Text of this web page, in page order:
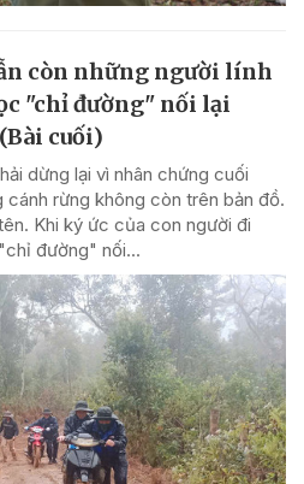
còn những người lính
"chỉ đường" nối lại
cuối)
dừng lại vì nhân chứng cuối
cánh rừng không còn trên bản đồ.
Khi ký ức của con người đi
đường" nối...